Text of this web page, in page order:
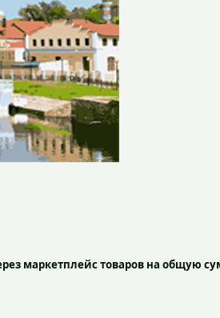
маркетплейс товаров на общую